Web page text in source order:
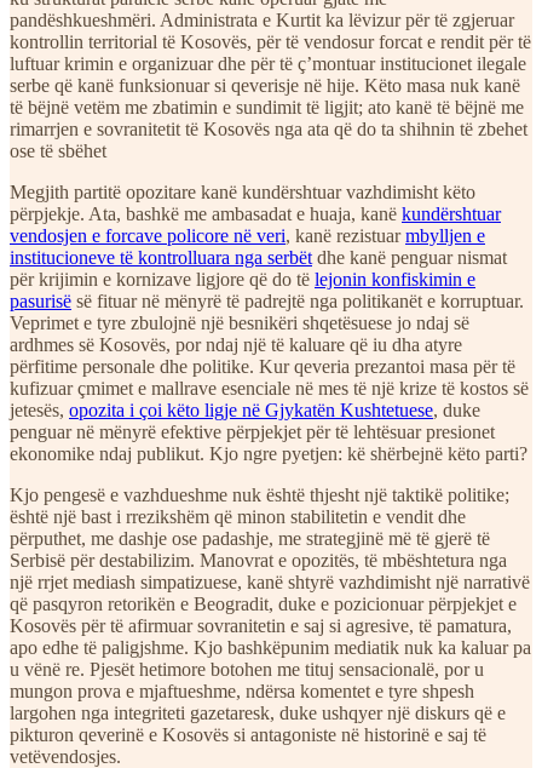
pandëshkueshmëri. Administrata e Kurtit ka lëvizur për të zgjeruar
kontrollin territorial të Kosovës, për të vendosur forcat e rendit për të
luftuar krimin e organizuar dhe për të ç’montuar institucionet ilegale
serbe që kanë funksionuar si qeverisje në hije. Këto masa nuk kanë
të bëjnë vetëm me zbatimin e sundimit të ligjit; ato kanë të bëjnë me
rimarrjen e sovranitetit të Kosovës nga ata që do ta shihnin të zbehet
ose të sbëhet
Megjith partitë opozitare kanë kundërshtuar vazhdimisht këto
përpjekje. Ata, bashkë me ambasadat e huaja, kanë kundërshtuar
vendosjen e forcave policore në veri, kanë rezistuarmbylljen e
institucioneve të kontrolluara nga serbët dhe kanë penguar nismat
për krijimin e kornizave ligjore që do të lejonin konfiskimin e
pasurisë së fituar në mënyrë të padrejtë nga politikanët e korruptuar.
Veprimet e tyre zbulojnë një besnikëri shqetësuese jo ndaj së
ardhmes së Kosovës, por ndaj një të kaluare që iu dha atyre
përfitime personale dhe politike. Kur qeveria prezantoi masa për të
kufizuar çmimet e mallrave esenciale në mes të një krize të kostos së
jetesës, opozita i çoi këto ligje në Gjykatën Kushtetuese, duke
penguar në mënyrë efektive përpjekjet për të lehtësuar presionet
ekonomike ndaj publikut. Kjo ngre pyetjen: kë shërbejnë këto parti?
Kjo pengesë e vazhdueshme nuk është thjesht një taktikë politike;
është një bast i rrezikshëm që minon stabilitetin e vendit dhe
përputhet, me dashje ose padashje, me strategjinë më të gjerë të
Serbisë për destabilizim. Manovrat e opozitës, të mbështetura nga
një rrjet mediash simpatizuese, kanë shtyrë vazhdimisht një narrativë
që pasqyron retorikën e Beogradit, duke e pozicionuar përpjekjet e
Kosovës për të afirmuar sovranitetin e saj si agresive, të pamatura,
apo edhe të paligjshme. Kjo bashkëpunim mediatik nuk ka kaluar pa
u vënë re. Pjesët hetimore botohen me tituj sensacionalë, por u
mungon prova e mjaftueshme, ndërsa komentet e tyre shpesh
largohen nga integriteti gazetaresk, duke ushqyer një diskurs që e
pikturon qeverinë e Kosovës si antagoniste në historinë e saj të
vetëvendosjes.